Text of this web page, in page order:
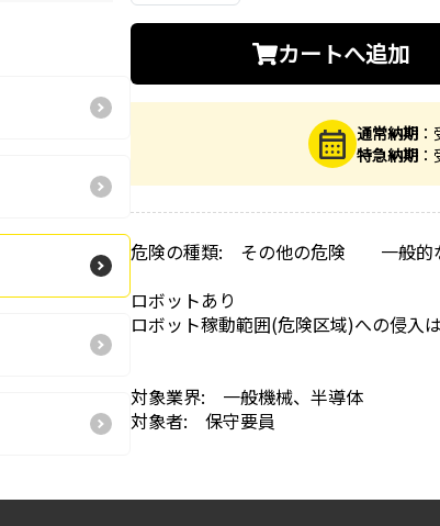
カートへ追加
通常納期
特急納期
危険の種類: その他の危険 一般的
ロボットあり
ロボット稼動範囲(危険区域)への侵入
対象業界: 一般機械、半導体
対象者: 保守要員